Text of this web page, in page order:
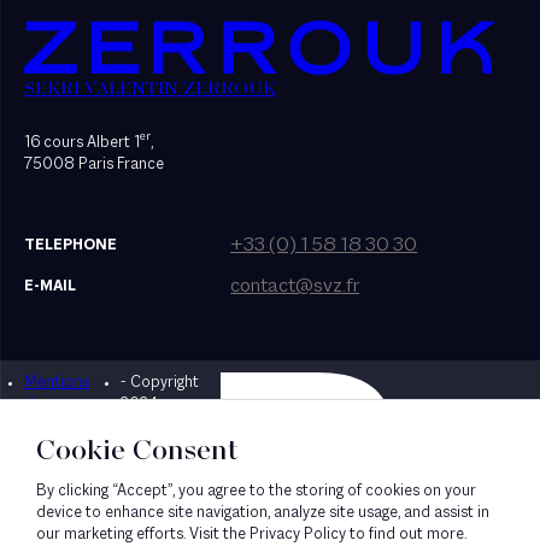
SEKRI VALENTIN ZERROUK
16 cours Albert 1er,
75008 Paris France
TELEPHONE +33 (0) 1 58 18 30 30
E-MAIL contact@svz.fr
Mentions
légales
- Copyright
2024
Designed by Bonhomme
Cookie Consent
By clicking “Accept”, you agree to the storing of cookies on your
device to enhance site navigation, analyze site usage, and assist in
our marketing efforts. Visit the Privacy Policy to find out more.